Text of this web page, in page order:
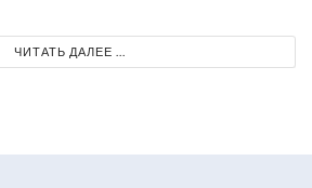
ЧИТАТЬ ДАЛЕЕ ...